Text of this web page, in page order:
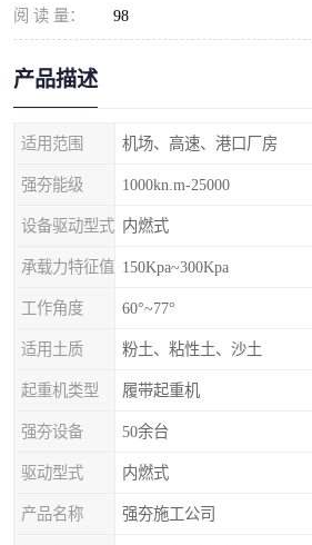
阅 读 量： 98
产品描述
适用范围 机场、高速、港口厂房
强夯能级 1000kn.m-25000
设备驱动型式 内燃式
承载力特征值 150Kpa~300Kpa
工作角度 60°~77°
适用土质 粉土、粘性土、沙土
起重机类型 履带起重机
强夯设备 50余台
驱动型式 内燃式
产品名称 强夯施工公司